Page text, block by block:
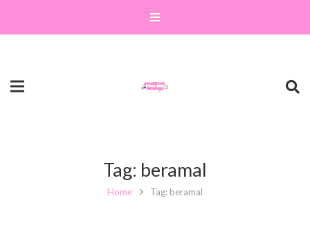
Tag: beramal
Home Tag: beramal